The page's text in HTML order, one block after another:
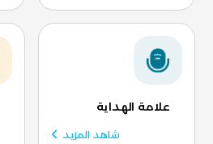
علامة الهداية
شاهد المزيد